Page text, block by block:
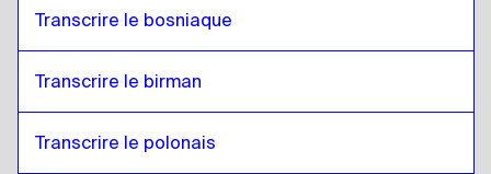
Transcrire le bosniaque
Transcrire le birman
Transcrire le polonais